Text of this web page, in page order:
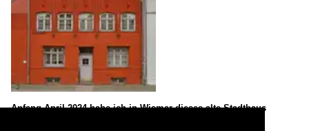
Anfang April 2024 habe ich in Wismar dieses alte Stadthaus